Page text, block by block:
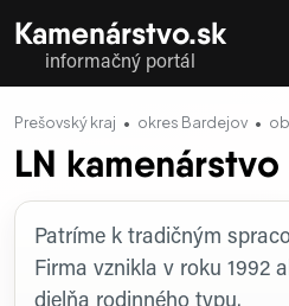
Kamenárstvo.sk
informačný portál
Prešovský kraj okres Bardejov
LN kamenárstvo
Profil firmy
Patríme k tradičným
Firma vznikla v roku 1992